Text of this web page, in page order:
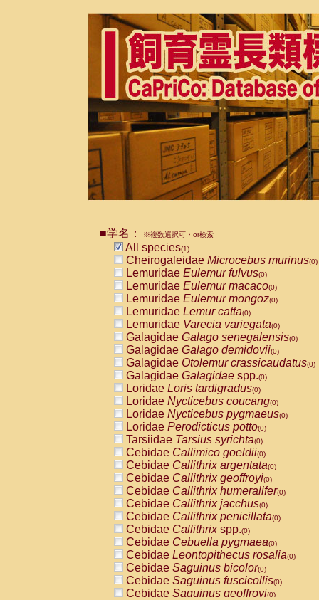
■学名： ※複数選択可・or検索
All species(1)
Cheirogaleidae Microcebus murinus(0)
Lemuridae Eulemur fulvus(0)
Lemuridae Eulemur macaco(0)
Lemuridae Eulemur mongoz(0)
Lemuridae Lemur catta(0)
Lemuridae Varecia variegata(0)
Galagidae Galago senegalensis(0)
Galagidae Galago demidovii(0)
Galagidae Otolemur crassicaudatus(0)
Galagidae Galagidae spp.(0)
Loridae Loris tardigradus(0)
Loridae Nycticebus coucang(0)
Loridae Nycticebus pygmaeus(0)
Loridae Perodicticus potto(0)
Tarsiidae Tarsius syrichta(0)
Cebidae Callimico goeldii(0)
Cebidae Callithrix argentata(0)
Cebidae Callithrix geoffroyi(0)
Cebidae Callithrix humeralifer(0)
Cebidae Callithrix jacchus(0)
Cebidae Callithrix penicillata(0)
Cebidae Callithrixspp.(0)
Cebidae Cebuella pygmaea(0)
Cebidae Leontopithecus rosalia(0)
Cebidae Saguinus bicolor(0)
Cebidae Saguinus fuscicollis(0)
Cebidae Saguinus geoffroyi(0)